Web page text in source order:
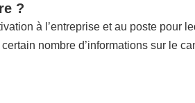
?
à l’entreprise et au poste pour
nombre d’informations sur